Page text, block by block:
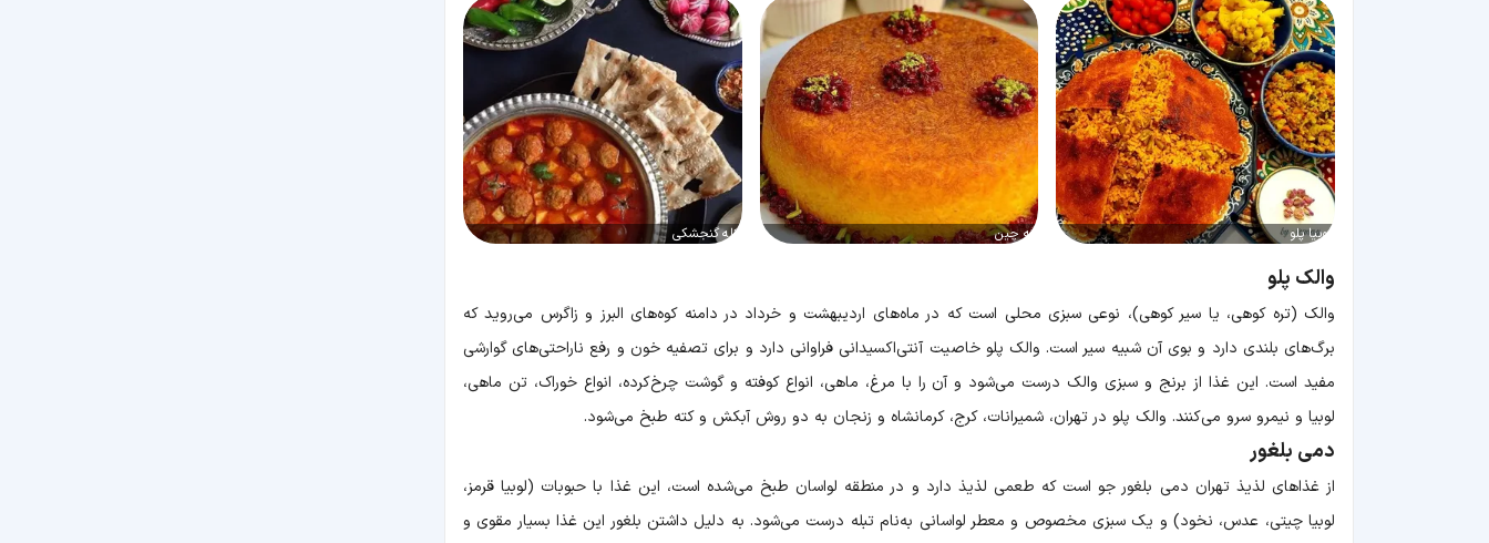
لوبیا پلو ته چین کله گنجشکی
والک پلو
والک (تره کوهی، یا سیر کوهی)، نوعی سبزی محلی است که در ماه‌های اردیبهشت و خرداد در دامنه کوه‌های البرز و زاگرس می‌روید که
برگ‌های بلندی دارد و بوی آن شبیه سیر است. والک پلو خاصیت آنتی‌اکسیدانی فراوانی دارد و برای تصفیه خون و رفع ناراحتی‌های گوارشی
مفید است. این غذا از برنج و سبزی والک درست می‌شود و آن را با مرغ، ماهی، انواع کوفته و گوشت چرخ‌کرده، انواع خوراک، تن ماهی،
لوبیا و نیمرو سرو می‌کنند. والک پلو در تهران، شمیرانات، کرج، کرمانشاه و زنجان به دو روش آبکش و کته طبخ می‌شود.
دمی بلغور
از غذاهای لذیذ تهران دمی بلغور جو است که طعمی لذیذ دارد و در منطقه لواسان طبخ می‌شده است، این غذا با حبوبات (لوبیا قرمز،
لوبیا چیتی، عدس، نخود) و یک سبزی مخصوص و معطر لواسانی به‌نام تبله درست می‌شود. به دلیل داشتن بلغور این غذا بسیار مقوی و